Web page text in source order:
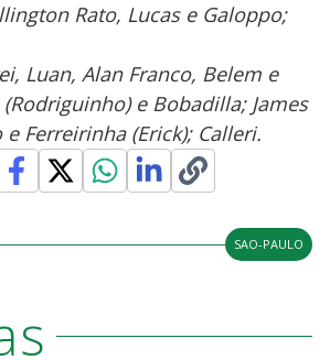
Rato, Lucas e Galoppo;
Luan, Alan Franco, Belem e
e Bobadilla; James
Ferreirinha (Erick); Calleri.
SAO-PAULO